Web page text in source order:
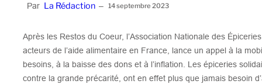
Par La Rédaction – 14 septembre 2023
Après les Restos du Coeur, l’Association Nationale des
acteurs de l’aide alimentaire en France, lance un appel à la
besoins, à la baisse des dons et à l’inflation. Les épiceries
contre la grande précarité, ont en effet plus que jamais besoin